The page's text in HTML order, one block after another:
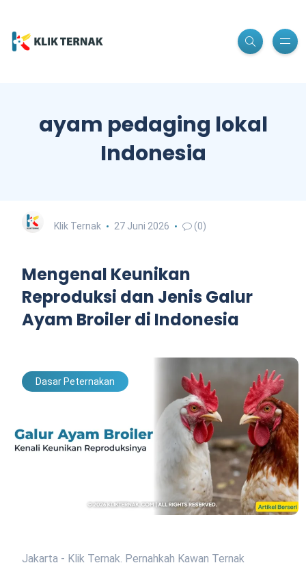
ayam pedaging lokal
Indonesia
Klik Ternak 27 Juni 2026 (0)
Mengenal Keunikan
Reproduksi dan Jenis Galur
Ayam Broiler di Indonesia
Dasar Peternakan
Jakarta - Klik Ternak. Pernahkah Kawan Ternak